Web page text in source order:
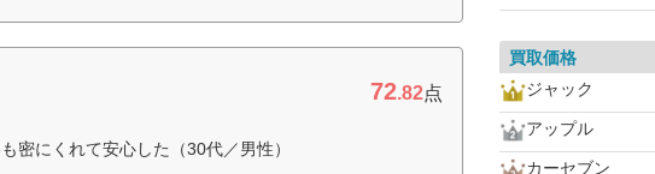
72.82点
密にくれて安心した（30代／男性）
買取価格
ジャック
アップル
カーセブン